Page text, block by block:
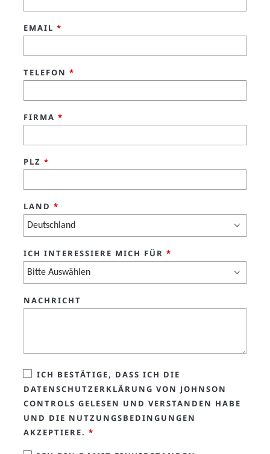
EMAIL *
TELEFON *
FIRMA *
PLZ *
LAND *
ICH INTERESSIERE MICH FÜR *
NACHRICHT
ICH BESTÄTIGE, DASS ICH DIE
DATENSCHUTZERKLÄRUNG VON JOHNSON
CONTROLS GELESEN UND VERSTANDEN HABE
UND DIE NUTZUNGSBEDINGUNGEN
AKZEPTIERE. *